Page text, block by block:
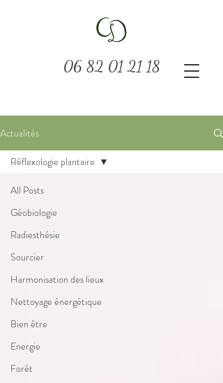
06 82 01 21 18
Actualités
All Posts
Géobiologie
Radiesthésie
Sourcier
Harmonisation des lieux
Nettoyage énergétique
Bien être
Energie
Forêt
Réflexologie plantaire